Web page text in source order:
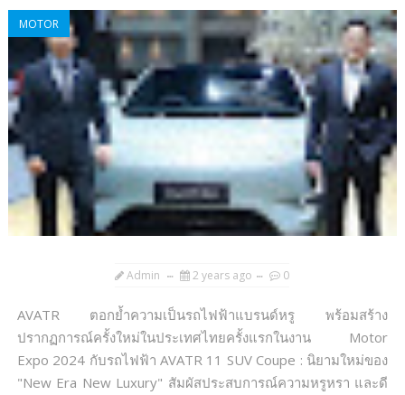
MOTOR
Admin 2 years ago 0
AVATR ตอกย้ำความเป็นรถไฟฟ้าแบรนด์หรู พร้อมสร้าง
ปรากฏการณ์ครั้งใหม่ในประเทศไทยครั้งแรกในงาน Motor
Expo 2024 กับรถไฟฟ้า AVATR 11 SUV Coupe : นิยามใหม่ของ
"New Era New Luxury" สัมผัสประสบการณ์ความหรูหรา และดี